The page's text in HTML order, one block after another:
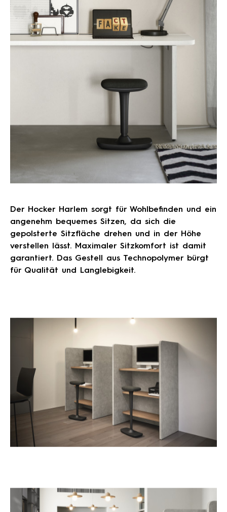
Der Hocker Harlem sorgt für Wohlbefinden und ein
angenehm bequemes Sitzen, da sich die
gepolsterte Sitzfläche drehen und in der Höhe
verstellen lässt. Maximaler Sitzkomfort ist damit
garantiert. Das Gestell aus Technopolymer bürgt
für Qualität und Langlebigkeit.